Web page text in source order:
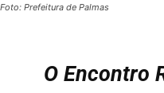
Foto: Prefeitura de Palmas
O Encontro